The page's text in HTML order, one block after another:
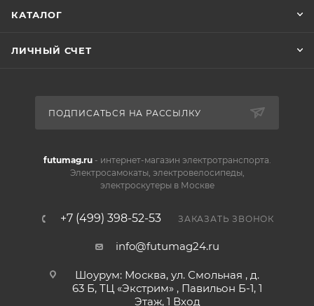
КАТАЛОГ
ЛИЧНЫЙ СЧЕТ
ПОДПИСАТЬСЯ НА РАССЫЛКУ
futumag.ru- интернет-магазин электротранспорта.
Электросамокаты, электровелосипеды,
электроскутеры в Москве
+7 (499) 398-52-53 ЗАКАЗАТЬ ЗВОНОК
info@futumag24.ru
Шоурум: Москва, ул. Смольная , д.
63 Б, ТЦ «Экстрим» , Павильон Б-1, 1
Этаж, 1 Вход